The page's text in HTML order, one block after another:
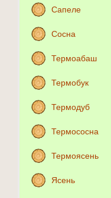
Сапеле
Сосна
Термоабаш
Термобук
Термодуб
Термососна
Термоясень
Ясень